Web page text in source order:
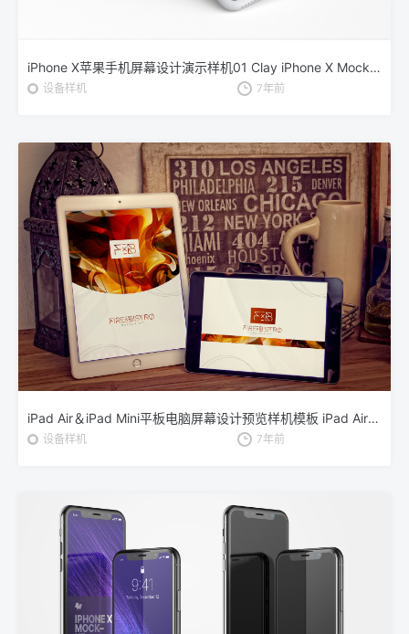
iPhone X苹果手机屏幕设计演示样机01 Clay iPhone X Mockup 01
设备样机 7年前
iPad Air＆iPad Mini平板电脑屏幕设计预览样机模板 iPad Air 2, iPad Mini 3 Mockup
设备样机 7年前